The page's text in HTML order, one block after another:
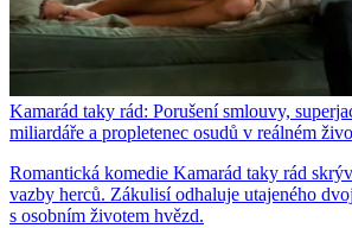
Kamarád taky rád: Porušení smlouvy,
miliardáře a propletenec osudů v reálném
Romantická komedie Kamarád taky rád
vazby herců. Zákulisí odhaluje utajeného
s osobním životem hvězd.